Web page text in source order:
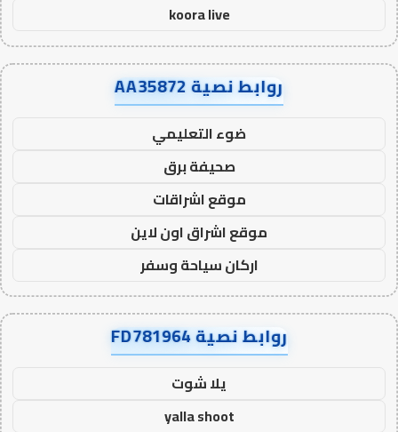
koora live
روابط نصية AA35872
ضوء التعليمي
صحيفة برق
موقع اشراقات
موقع اشراق اون لاين
اركان سياحة وسفر
روابط نصية FD781964
يلا شوت
yalla shoot